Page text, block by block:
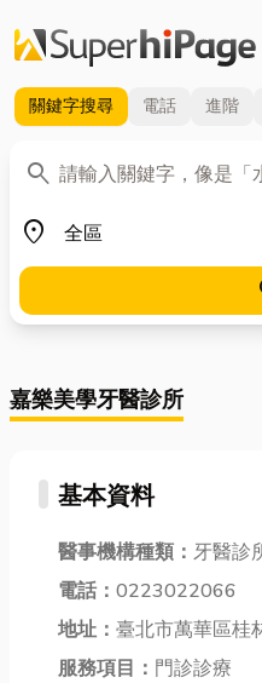
關鍵字搜尋 電話 進階
search
關鍵字
place
地區
嘉樂美學牙醫診所
基本資料
醫事機構種類： 牙醫診
電話： 0223022066
地址： 臺北市萬華區桂
服務項目： 門診診療